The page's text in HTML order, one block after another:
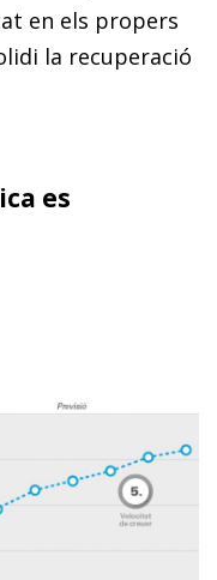
en els propers
la recuperació
es